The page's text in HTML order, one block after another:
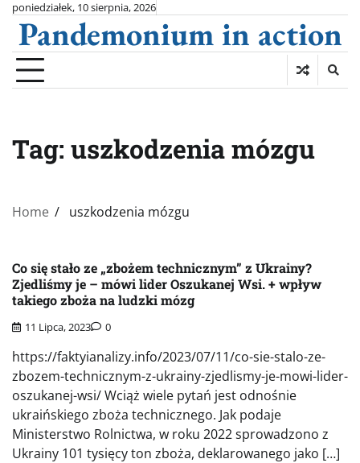
Skip
content
poniedziałek, 10 sierpnia, 2026
Pandemonium in action
Tag: uszkodzenia mózgu
Home uszkodzenia mózgu
Co się stało ze „zbożem technicznym” z Ukrainy?
Zjedliśmy je – mówi lider Oszukanej Wsi. + wpływ
takiego zboża na ludzki mózg
11 Lipca, 2023 0
https://faktyianalizy.info/2023/07/11/co-sie-stalo-ze-
zbozem-technicznym-z-ukrainy-zjedlismy-je-mowi-lider-
oszukanej-wsi/ Wciąż wiele pytań jest odnośnie
ukraińskiego zboża technicznego. Jak podaje
Ministerstwo Rolnictwa, w roku 2022 sprowadzono z
Ukrainy 101 tysięcy ton zboża, deklarowanego jako […]